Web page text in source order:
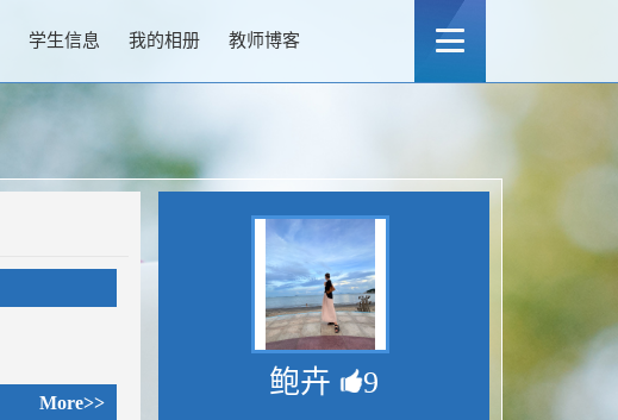
学生信息 我的相册 教师博客
More>>
鲍卉 9